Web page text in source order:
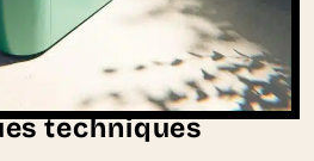
techniques